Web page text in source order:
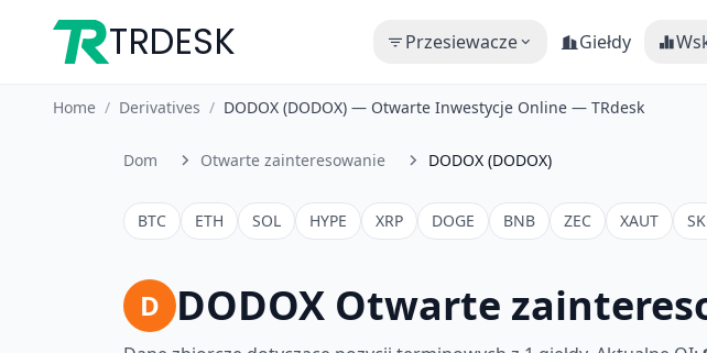
TRDESK Przesiewacze Giełdy
Home / Derivatives / DODOX (DODOX) — Otwarte Inwestycje Online — TRdesk
Dom Otwarte zainteresowanie DODOX (DODOX)
BTC ETH SOL HYPE XRP DOGE BNB ZEC XAUT
D DODOX Otwarte